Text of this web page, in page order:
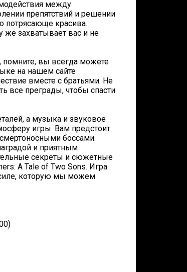
между
препятствий и решении
потрясающе красива.
же захватывает вас и не
вы всегда можете
на нашем сайте
вместе с братьями. Не
все преграды, чтобы спасти
а музыка и звуковое
игры. Вам предстоит
боссами.
и приятным
секреты и сюжетные
A Tale of Two Sons. Игра
силе, которую мы можем